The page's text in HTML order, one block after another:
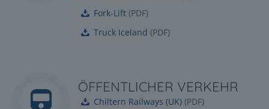
Fork-Lift (PDF)
Truck Iceland (PDF)
ÖFFENTLICHER VERKEHR
Chiltern Railways (UK) (PDF)